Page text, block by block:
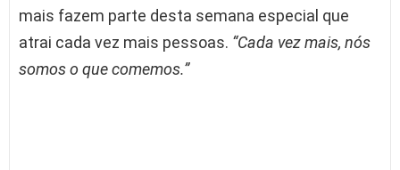
mais fazem parte desta semana especial que
atrai cada vez mais pessoas. “Cada vez mais, nós
somos o que comemos.”